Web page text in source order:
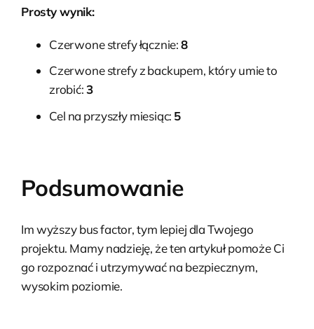
Prosty wynik:
Czerwone strefy łącznie:8
Czerwone strefy z backupem, który umie to
zrobić:3
Cel na przyszły miesiąc: 5
Podsumowanie
Im wyższy bus factor, tym lepiej dla Twojego
projektu. Mamy nadzieję, że ten artykuł pomoże Ci
go rozpoznać i utrzymywać na bezpiecznym,
wysokim poziomie.